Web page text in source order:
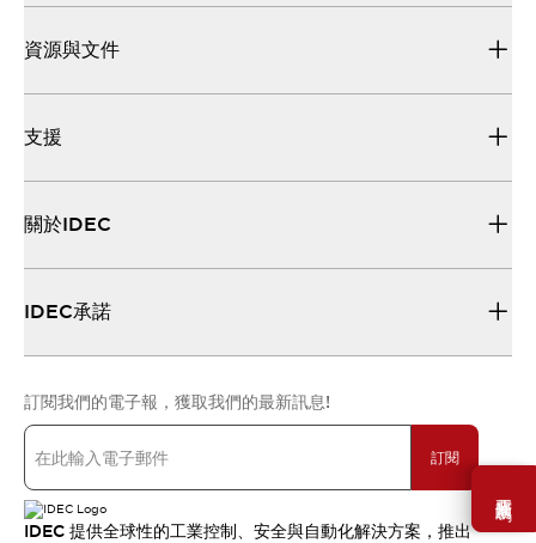
需要幫助嗎？
資源與文件
支援
關於IDEC
IDEC承諾
訂閱我們的電子報，獲取我們的最新訊息!
訂閱
IDEC 提供全球性的工業控制、安全與自動化解決方案，推出